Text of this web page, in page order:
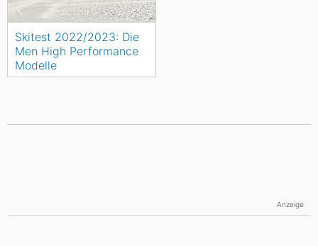
Skitest 2022/2023: Die
Men High Performance
Modelle
Anzeige